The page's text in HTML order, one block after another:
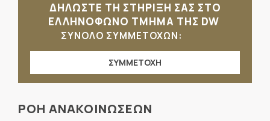
ΔΗΛΩΣΤΕ ΤΗ ΣΤΗΡΙΞΗ ΣΑΣ ΣΤΟ
ΕΛΛΗΝΟΦΩΝΟ ΤΜΗΜΑ ΤΗΣ DW
ΣΥΝΟΛΟ ΣΥΜΜΕΤΟΧΩΝ:
ΣΥΜΜΕΤΟΧΗ
ΡΟΗ ΑΝΑΚΟΙΝΩΣΕΩΝ